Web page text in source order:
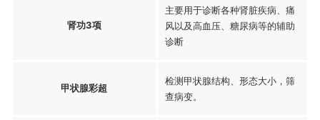
肾功3项
主要用于诊断各种肾脏疾病、痛
风以及高血压、糖尿病等的辅助
诊断
甲状腺彩超
检测甲状腺结构、形态大小，筛
查病变。